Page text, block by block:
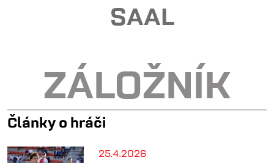
SAAL
ZÁLOŽNÍK
Články o hráči
25.4.2026